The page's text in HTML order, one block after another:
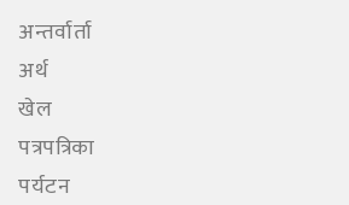
अन्तर्वार्ता
अर्थ
खेल
पत्रपत्रिका
पर्यटन